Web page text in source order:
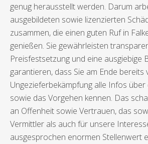
genug herausstellt werden. Darum
ausgebildeten sowie lizenzierten
zusammen, die einen guten Ruf in
genießen. Sie gewährleisten
Preisfestsetzung und eine ausgiebige
garantieren, dass Sie am Ende bereits
Ungezieferbekämpfung alle Infos
sowie das Vorgehen kennen. Das
an Offenheit sowie Vertrauen, das
Vermittler als auch für unsere
ausgesprochen enormen Stellenwert